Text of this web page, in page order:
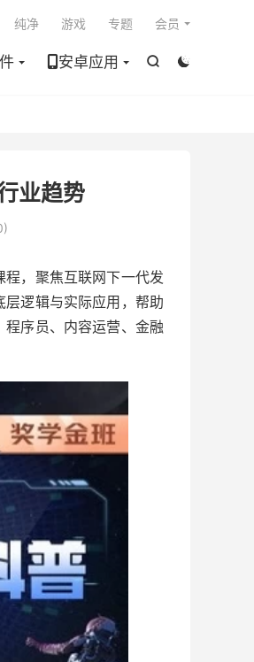


安卓应用
纯净 游戏 专题 会员
业趋势
)
程，聚焦互联网下一代发
逻辑与实际应用，帮助
序员、内容运营、金融